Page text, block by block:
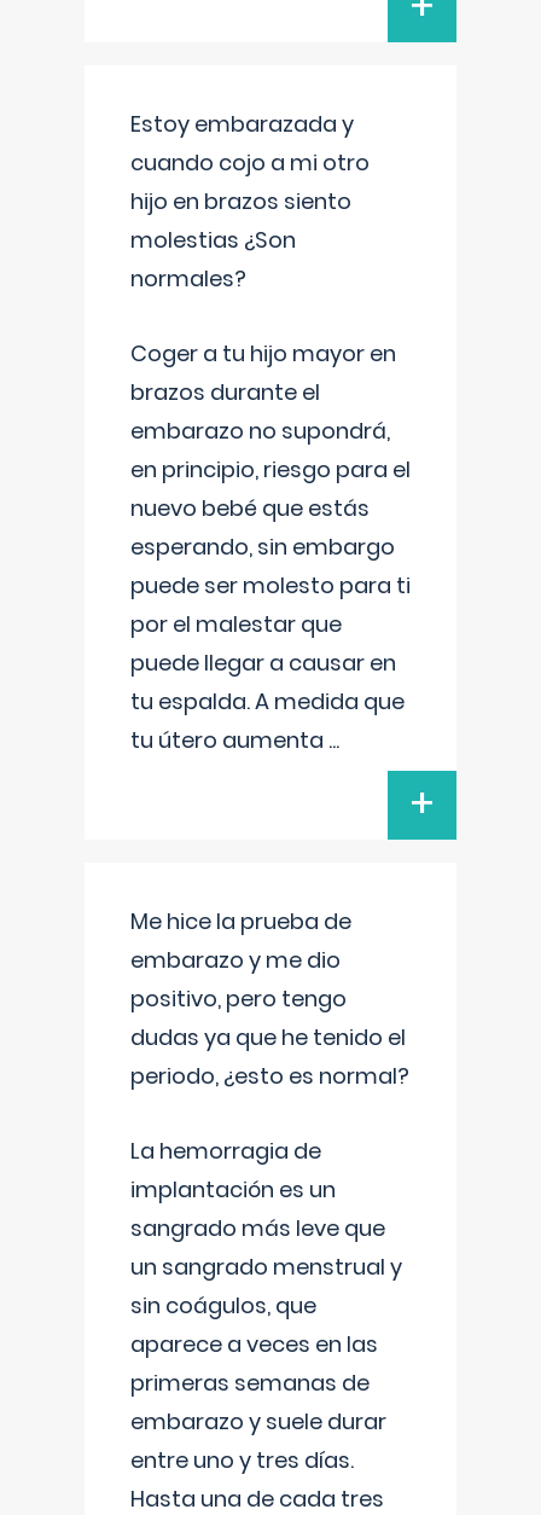
Estoy embarazada y
cuando cojo a mi otro
hijo en brazos siento
molestias ¿Son
normales?
Coger a tu hijo mayor en
brazos durante el
embarazo no supondrá,
en principio, riesgo para el
nuevo bebé que estás
esperando, sin embargo
puede ser molesto para ti
por el malestar que
puede llegar a causar en
tu espalda. A medida que
tu útero aumenta ...
+
Me hice la prueba de
embarazo y me dio
positivo, pero tengo
dudas ya que he tenido el
periodo, ¿esto es normal?
La hemorragia de
implantación es un
sangrado más leve que
un sangrado menstrual y
sin coágulos, que
aparece a veces en las
primeras semanas de
embarazo y suele durar
entre uno y tres días.
Hasta una de cada tres